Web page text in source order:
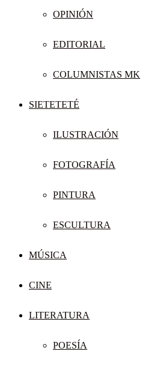
OPINIÓN
EDITORIAL
COLUMNISTAS MK
SIETETETÉ
ILUSTRACIÓN
FOTOGRAFÍA
PINTURA
ESCULTURA
MÚSICA
CINE
LITERATURA
POESÍA